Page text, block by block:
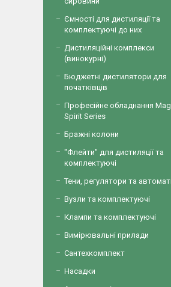
Ємності для дистиляції та
комплектуючі до них
Дистиляційні комплекси
(винокурні)
Бюджетні дистилятори для
початківців
Професійне обладнання
Spirit Series
Бражні колони
"Флейти" для дистиляції та
комплектуючі
Тени, регулятори та
Вузли та комплектуючі
Клампи та комплектуючі
Вимірювальні прилади
Сантехкомплект
Насадки